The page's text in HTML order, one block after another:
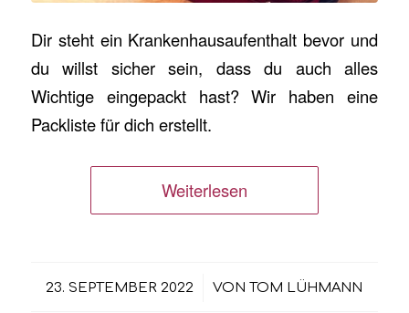
Dir steht ein Krankenhausaufenthalt bevor und
du willst sicher sein, dass du auch alles
Wichtige eingepackt hast? Wir haben eine
Packliste für dich erstellt.
Weiterlesen
23. SEPTEMBER 2022
/ VONTOM LÜHMANN